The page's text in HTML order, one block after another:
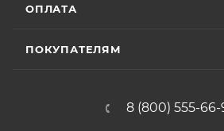
ОПЛАТА
ПОКУПАТЕЛЯМ
8 (800) 555-66-